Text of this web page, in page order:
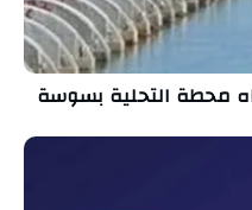
محطة التحلية بسوسة